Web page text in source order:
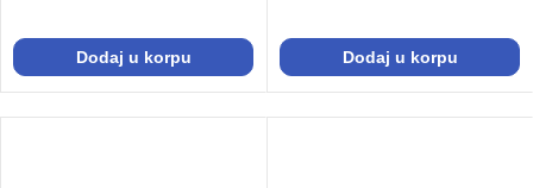
Dodaj u korpu Dodaj u korpu